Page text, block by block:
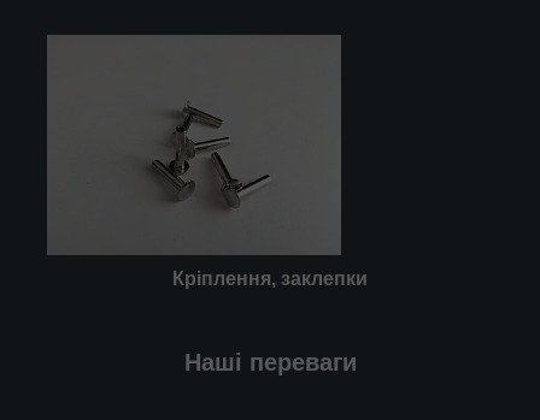
Кріплення, заклепки
Наші переваги